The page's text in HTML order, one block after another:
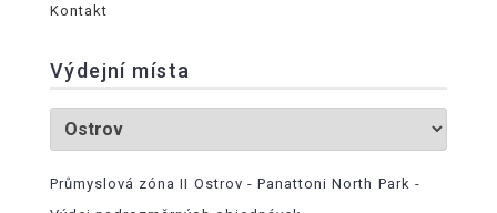
Kontakt
Výdejní místa
Průmyslová zóna II Ostrov - Panattoni North Park -